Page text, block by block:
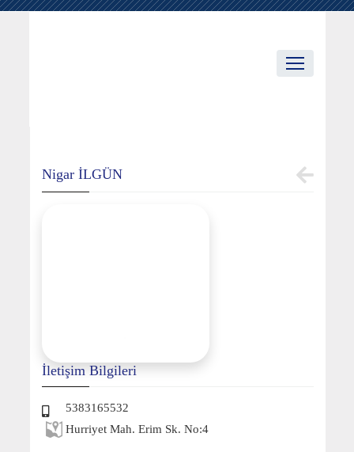
Nigar İLGÜN
İletişim Bilgileri
5383165532
Hurriyet Mah. Erim Sk. No:4